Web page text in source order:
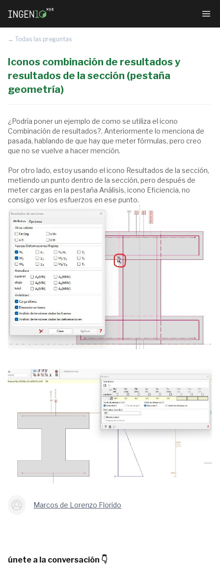
← Todas las preguntas
Iconos combinación de resultados y
resultados de la sección (pestaña
geometría)
¿Podría poner un ejemplo de como se utiliza el icono
Combinación de resultados?. Anteriormente lo menciona de
pasada, hablando de que hay que meter fórmulas, pero creo
que no se vuelve a hacer mención.
Por otro lado, estoy usando el icono Resultados de la sección,
metiendo un punto dentro de la sección, pero después de
meter cargas en la pestaña Análisis, icono Eficiencia, no
consigo ver los esfuerzos en ese punto.
Marcos de Lorenzo Florido
únete a la conversación 👇